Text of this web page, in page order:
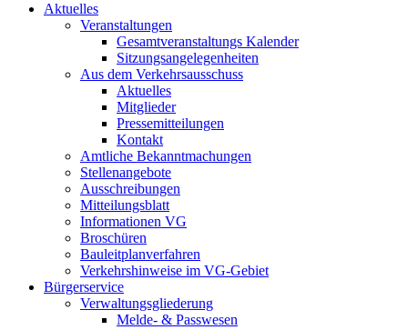
Aktuelles
Veranstaltungen
Gesamtveranstaltungs Kalender
Sitzungsangelegenheiten
Aus dem Verkehrsausschuss
Aktuelles
Mitglieder
Pressemitteilungen
Kontakt
Amtliche Bekanntmachungen
Stellenangebote
Ausschreibungen
Mitteilungsblatt
Informationen VG
Broschüren
Bauleitplanverfahren
Verkehrshinweise im VG-Gebiet
Bürgerservice
Verwaltungsgliederung
Melde- & Passwesen